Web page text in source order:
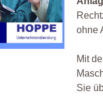
ohne
Mit
Sie